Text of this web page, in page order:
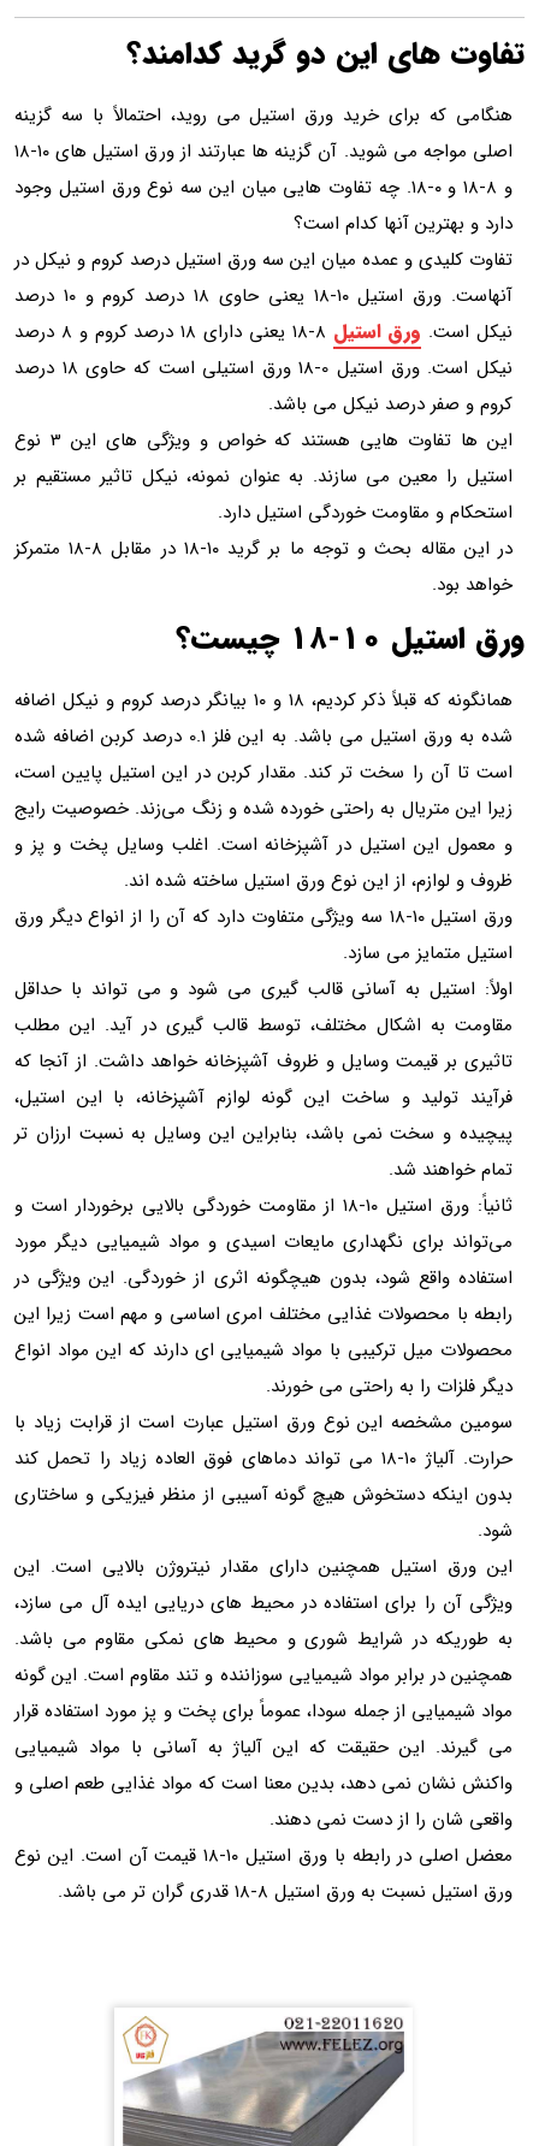
تفاوت های این دو گرید کدامند؟
هنگامی که برای خرید ورق استیل می روید، احتمالاً با سه گزینه
اصلی مواجه می شوید. آن گزینه ها عبارتند از ورق استیل های ۱۰-۱۸
و ۸-۱۸ و ۰-۱۸. چه تفاوت هایی میان این سه نوع ورق استیل وجود
دارد و بهترین آنها کدام است؟
تفاوت کلیدی و عمده میان این سه ورق استیل درصد کروم و نیکل در
آنهاست. ورق استیل ۱۰-۱۸ یعنی حاوی ۱۸ درصد کروم و ۱۰ درصد
نیکل است. ورق استیل
۸-۱۸ یعنی دارای ۱۸ درصد کروم و ۸ درصد
نیکل است. ورق استیل 0-18 ورق استیلی است که حاوی ۱۸ درصد
کروم و صفر درصد نیکل می باشد.
این ها تفاوت هایی هستند که خواص و ویژگی های این 3 نوع
استیل را معین می سازند. به عنوان نمونه، نیکل تاثیر مستقیم بر
استحکام و مقاومت خوردگی استیل دارد.
در این مقاله بحث و توجه ما بر گرید ۱۰-۱۸ در مقابل ۸-۱۸ متمرکز
خواهد بود.
ورق استیل ۱۰-۱۸ چیست؟
همانگونه که قبلاً ذکر کردیم، ۱۸ و ۱۰ بیانگر درصد کروم و نیکل اضافه
شده به ورق استیل می باشد. به این فلز 0.1 درصد کربن اضافه شده
است تا آن را سخت تر کند. مقدار کربن در این استیل پایین است،
زیرا این متریال به راحتی خورده شده و زنگ می‌زند. خصوصیت رایج
و معمول این استیل در آشپزخانه است. اغلب وسایل پخت و پز و
ظروف و لوازم، از این نوع ورق استیل ساخته شده اند.
ورق استیل ۱۰-۱۸ سه ویژگی متفاوت دارد که آن را از انواع دیگر ورق
استیل متمایز می سازد.
اولاً: استیل به آسانی قالب گیری می شود و می تواند با حداقل
مقاومت به اشکال مختلف، توسط قالب گیری در آید. این مطلب
تاثیری بر قیمت وسایل و ظروف آشپزخانه خواهد داشت. از آنجا که
فرآیند تولید و ساخت این گونه لوازم آشپزخانه، با این استیل،
پیچیده و سخت نمی باشد، بنابراین این وسایل به نسبت ارزان تر
تمام خواهند شد.
‏ثانیاً: ورق استیل ۱۰-۱۸ از مقاومت خوردگی بالایی برخوردار است و
می‌تواند برای نگهداری مایعات اسیدی و مواد شیمیایی دیگر مورد
استفاده واقع شود، بدون هیچگونه اثری از خوردگی. این ویژگی در
رابطه با محصولات غذایی مختلف امری اساسی و مهم است زیرا این
محصولات میل ترکیبی با مواد شیمیایی ای دارند که این مواد انواع
دیگر فلزات را به راحتی می خورند.
سومین مشخصه این نوع ورق استیل عبارت است از قرابت زیاد با
حرارت. آلیاژ ۱۰-۱۸ می تواند دماهای فوق العاده زیاد را تحمل کند
بدون اینکه دستخوش هیچ گونه آسیبی از منظر فیزیکی و ساختاری
شود.
این ورق استیل همچنین دارای مقدار نیتروژن بالایی است. این
ویژگی آن را برای استفاده در محیط های دریایی ایده آل می سازد،
به طوریکه در شرایط شوری و محیط های نمکی مقاوم می باشد.
همچنین در برابر مواد شیمیایی سوزاننده و تند مقاوم است. این گونه
مواد شیمیایی از جمله سودا، عموماً برای پخت و پز مورد استفاده قرار
می گیرند. این حقیقت که این آلیاژ به آسانی با مواد شیمیایی
واکنش نشان نمی دهد، بدین معنا است که مواد غذایی طعم اصلی و
واقعی شان را از دست نمی دهند.
معضل اصلی در رابطه با ورق استیل ۱۰-۱۸ قیمت آن است. این نوع
ورق استیل نسبت به ورق استیل ۸-۱۸ قدری گران تر می باشد.